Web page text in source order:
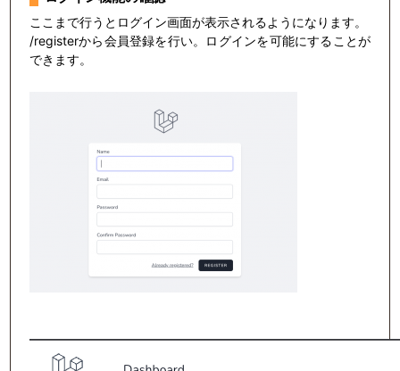
ここまで行うとログイン画面が表示されるようになります。
/registerから会員登録を行い。ログインを可能にすることが
できます。